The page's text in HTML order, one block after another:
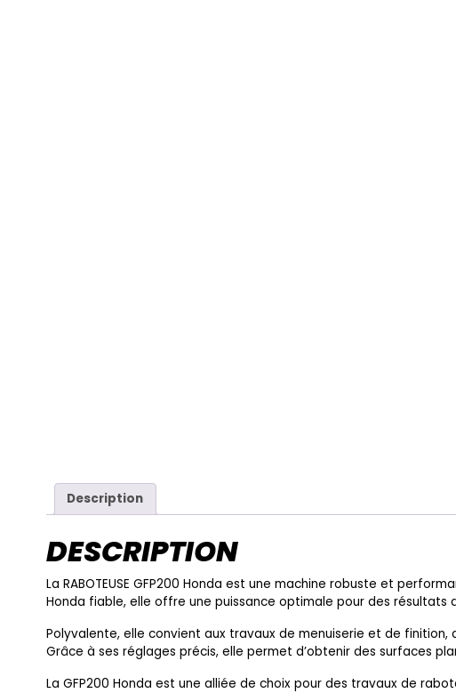
Description
DESCRIPTION
La RABOTEUSE GFP200 Honda est une machine robuste et
Honda fiable, elle offre une puissance optimale pour des résultats
Polyvalente, elle convient aux travaux de menuiserie et de
Grâce à ses réglages précis, elle permet d’obtenir des surfaces
La GFP200 Honda est une alliée de choix pour des travaux de